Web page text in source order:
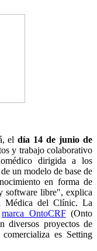
eldía 14 de junio de
y trabajo colaborativo
dirigida a los
un modelo de base de
en forma de
software libre", explica
Médica del Clínic. La
marca OntoCRF(Onto
diversos proyectos de
es Setting